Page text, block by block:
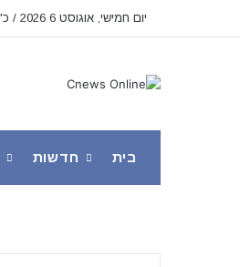
יום חמישי, אוגוסט 6 2026 / כ"ג אב התשפ"ו
בית חדשות